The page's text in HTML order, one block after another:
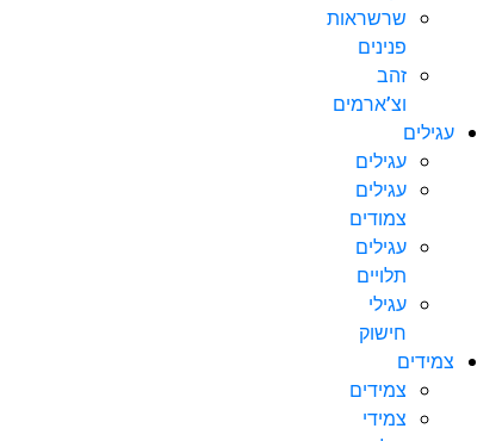
שרשראות
פנינים
זהב
וצ’ארמים
עגילים
עגילים
עגילים
צמודים
עגילים
תלויים
עגילי
חישוק
צמידים
צמידים
צמידי